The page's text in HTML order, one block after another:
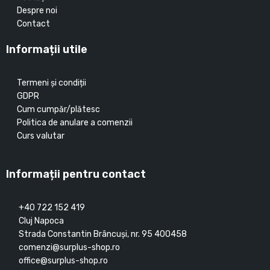
Despre noi
Contact
Informații utile
Termeni și condiții
GDPR
Cum cumpăr/plătesc
Politica de anulare a comenzii
Curs valutar
Informații pentru contact
+40 722 152 419
Cluj Napoca
Strada Constantin Brâncuşi, nr. 95 400458
comenzi@surplus-shop.ro
office@surplus-shop.ro